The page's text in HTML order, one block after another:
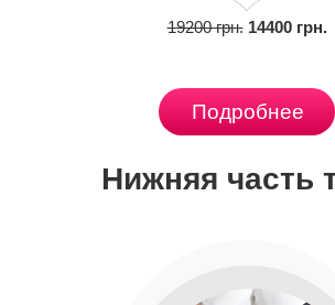
19200 грн. 14400 грн.
Подробнее
Нижняя часть